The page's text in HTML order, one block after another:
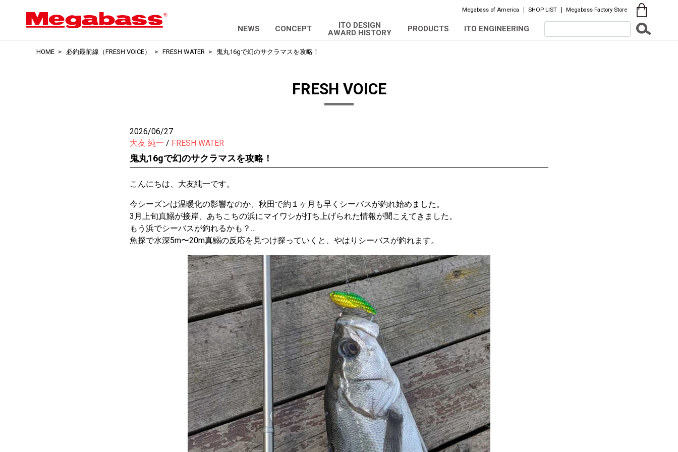
Megabass of America SHOP LIST Megabass Factory Store
NEWS CONCEPT
ITO DESIGN
AWARD HISTORY
PRODUCTS ITO ENGINEERING
HOME 必釣最前線（FRESH VOICE） FRESH WATER 鬼丸16gで幻のサクラマスを攻略！
FRESH VOICE
2026/06/27
大友 純一
FRESH WATER
鬼丸16gで幻のサクラマスを攻略！
こんにちは、大友純一です。
今シーズンは温暖化の影響なのか、秋田で約１ヶ月も早くシーバスが釣れ始めました。
3月上旬真鰯が接岸、あちこちの浜にマイワシが打ち上げられた情報が聞こえてきました。
もう浜でシーバスが釣れるかも？…
魚探で水深5m〜20m真鰯の反応を見つけ探っていくと、やはりシーバスが釣れます。